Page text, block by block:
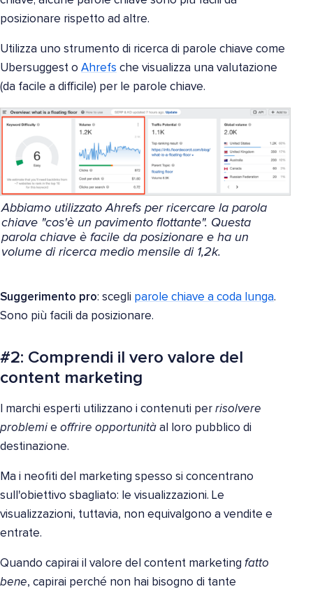
posizionare rispetto ad altre.
Utilizza uno strumento di ricerca di parole chiave come
Ubersuggest o Ahrefs che visualizza una valutazione
(da facile a difficile) per le parole chiave.
Abbiamo utilizzato Ahrefs per ricercare la parola
chiave "cos'è un pavimento flottante". Questa
parola chiave è facile da posizionare e ha un
volume di ricerca medio mensile di 1,2k.
Suggerimento pro: scegli parole chiave a coda lunga.
Sono più facili da posizionare.
#2: Comprendi il vero valore del
content marketing
I marchi esperti utilizzano i contenuti per risolvere
problemi e offrire opportunità al loro pubblico di
destinazione.
Ma i neofiti del marketing spesso si concentrano
sull'obiettivo sbagliato: le visualizzazioni. Le
visualizzazioni, tuttavia, non equivalgono a vendite e
entrate.
Quando capirai il valore del content marketing fatto
bene, capirai perché non hai bisogno di tante